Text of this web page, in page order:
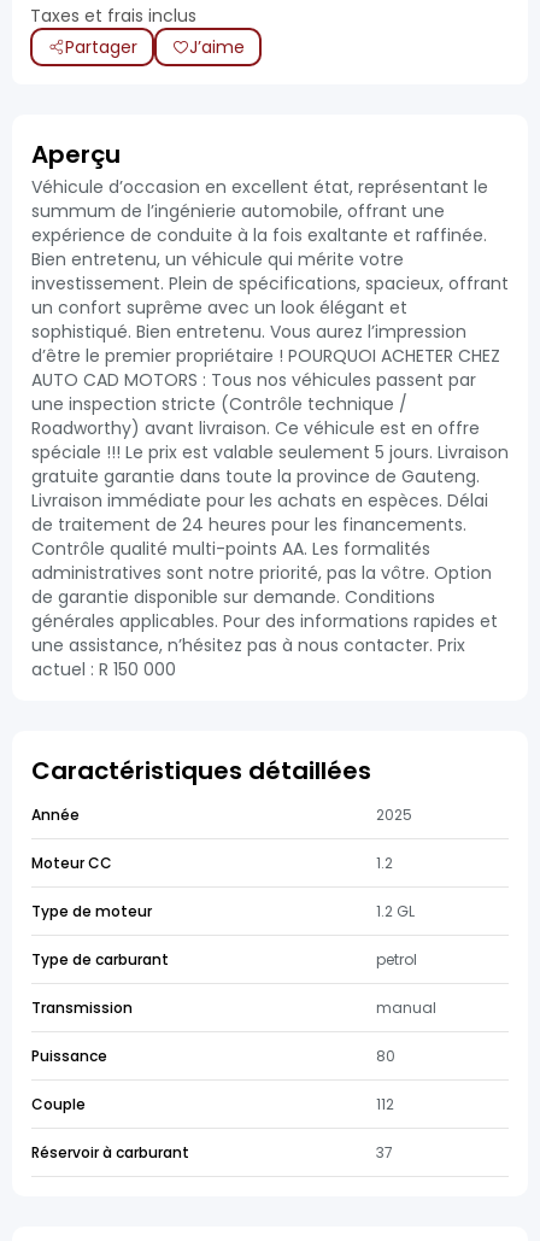
Taxes et frais inclus
Partager
J’aime
Aperçu
Véhicule d’occasion en excellent état, représentant le
summum de l’ingénierie automobile, offrant une
expérience de conduite à la fois exaltante et raffinée.
Bien entretenu, un véhicule qui mérite votre
investissement. Plein de spécifications, spacieux, offrant
un confort suprême avec un look élégant et
sophistiqué. Bien entretenu. Vous aurez l’impression
d’être le premier propriétaire ! POURQUOI ACHETER CHEZ
AUTO CAD MOTORS : Tous nos véhicules passent par
une inspection stricte (Contrôle technique /
Roadworthy) avant livraison. Ce véhicule est en offre
spéciale !!! Le prix est valable seulement 5 jours. Livraison
gratuite garantie dans toute la province de Gauteng.
Livraison immédiate pour les achats en espèces. Délai
de traitement de 24 heures pour les financements.
Contrôle qualité multi-points AA. Les formalités
administratives sont notre priorité, pas la vôtre. Option
de garantie disponible sur demande. Conditions
générales applicables. Pour des informations rapides et
une assistance, n’hésitez pas à nous contacter. Prix
actuel : R 150 000
Caractéristiques détaillées
Année 2025
Moteur CC 1.2
Type de moteur 1.2 GL
Type de carburant petrol
Transmission manual
Puissance 80
Couple 112
Réservoir à carburant 37